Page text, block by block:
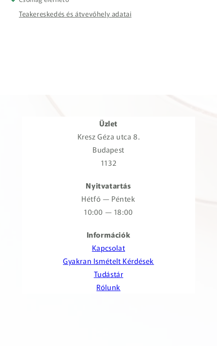
Teakereskedés és átvevőhely adatai
Üzlet
Kresz Géza utca 8.
Budapest
1132
Nyitvatartás
Hétfő — Péntek
10:00 — 18:00
Információk
Kapcsolat
Gyakran Ismételt Kérdések
Tudástár
Rólunk